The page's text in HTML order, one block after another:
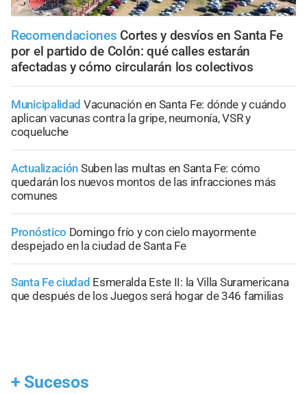
Recomendaciones Cortes y desvíos en Santa Fe
por el partido de Colón: qué calles estarán
afectadas y cómo circularán los colectivos
Municipalidad Vacunación en Santa Fe: dónde y cuándo
aplican vacunas contra la gripe, neumonía, VSR y
coqueluche
Actualización Suben las multas en Santa Fe: cómo
quedarán los nuevos montos de las infracciones más
comunes
Pronóstico Domingo frío y con cielo mayormente
despejado en la ciudad de Santa Fe
Santa Fe ciudad Esmeralda Este II: la Villa Suramericana
que después de los Juegos será hogar de 346 familias
+ Sucesos